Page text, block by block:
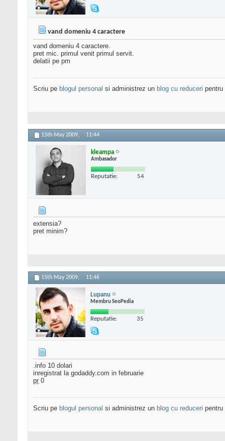
vand domeniu 4 caractere
vand domeniu 4 caractere.
pret mic. primul venit primul servit.
delatii pe pm
Scriu pe blogul personal si administrez un blog cu reduceri pentru
15th May 2009, 11:44
kleampa
Ambasador
Reputatie: 54
extensia?
pret minim?
15th May 2009, 11:46
Lupanu
Membru SeoPedia
Reputatie: 35
.info 10 dolari
inregistrat la godaddy.com in februarie
pr 0
Scriu pe blogul personal si administrez un blog cu reduceri pentru